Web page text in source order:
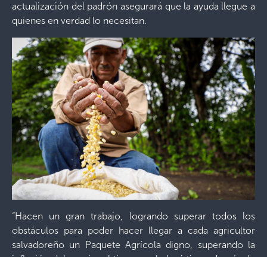
actualización del padrón asegurará que la ayuda llegue a
quienes en verdad lo necesitan.
“Hacen un gran trabajo, logrando superar todos los
obstáculos para poder hacer llegar a cada agricultor
salvadoreño un Paquete Agrícola digno, superando la